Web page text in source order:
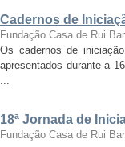
Cadernos de
Fundação Casa de Rui
Os cadernos de
apresentados durante a
...
18ª Jornada de
Fundação Casa de Rui